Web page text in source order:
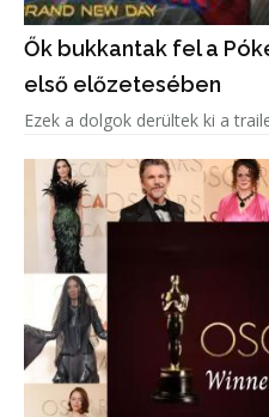
Ők bukkantak fel a
első előzetesében
Ezek a dolgok derültek ki a